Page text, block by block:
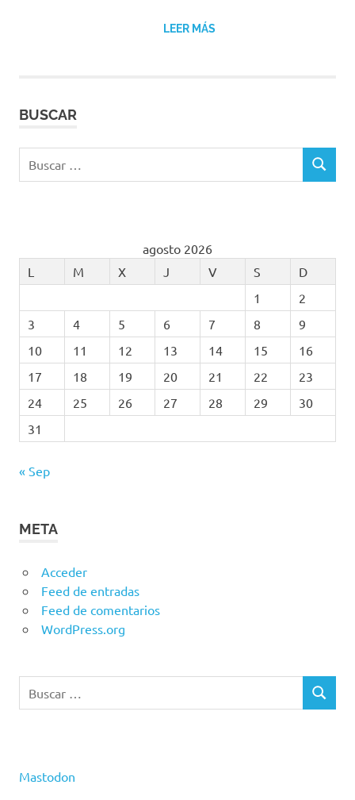
LEER MÁS
BUSCAR
BUSCAR
agosto 2026
L
M X J V S
D
1
2
3
4 5 6 7 8
9
10
11 12 13 14 15
16
17
18 19 20 21 22
23
24
25 26 27 28 29
30
31
« Sep
META
Acceder
Feed de entradas
Feed de comentarios
WordPress.org
BUSCAR
Mastodon